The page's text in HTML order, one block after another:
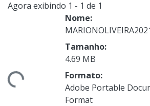
Agora exibindo 1 - 1 de 1
Nome:
Tamanho:
4.69 MB
Formato:
Adobe Portable
Format